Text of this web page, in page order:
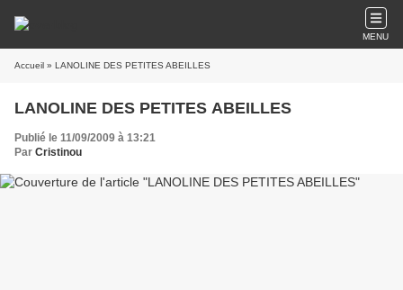
MENU
Accueil » LANOLINE DES PETITES ABEILLES
LANOLINE DES PETITES ABEILLES
Publié le 11/09/2009 à 13:21
Par Cristinou